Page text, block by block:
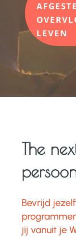
LEVEN
The
Bevrijd
jij vanuit je